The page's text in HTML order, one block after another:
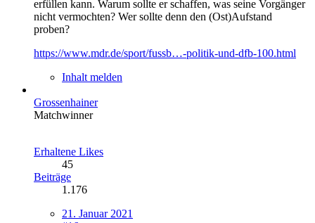
erfüllen kann. Warum sollte er schaffen, was seine Vorgänger
nicht vermochten? Wer sollte denn den (Ost)Aufstand
proben?
https://www.mdr.de/sport/fussb…-politik-und-dfb-100.html
Inhalt melden
Grossenhainer
Matchwinner
Erhaltene Likes
45
Beiträge
1.176
21. Januar 2021